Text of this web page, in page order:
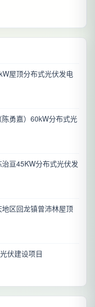
屋顶分布式光伏发电
勇嘉）60kW分布式光
亘45KW分布式光伏发
区回龙镇曾沛林屋顶
伏建设项目